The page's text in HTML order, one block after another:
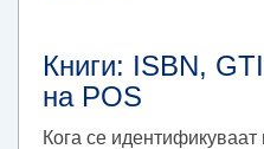
Книги: ISBN,
на POS
Кога се идентификуваат